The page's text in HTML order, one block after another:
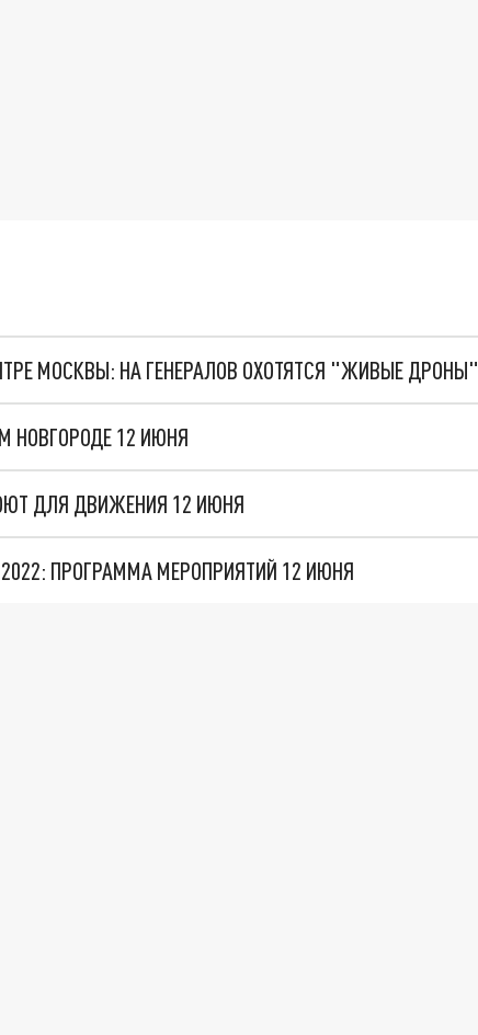
МОСКВЫ: НА ГЕНЕРАЛОВ ОХОТЯТСЯ "ЖИВЫЕ ДРОНЫ"
НОВГОРОДЕ 12 ИЮНЯ
ДЛЯ ДВИЖЕНИЯ 12 ИЮНЯ
ПРОГРАММА МЕРОПРИЯТИЙ 12 ИЮНЯ